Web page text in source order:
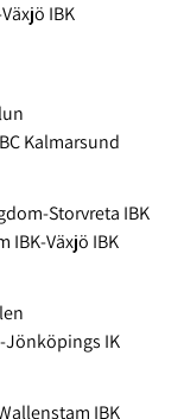
IBK
Kalmarsund
Storvreta IBK
IBK-Växjö IBK
Jönköpings IK
IBK